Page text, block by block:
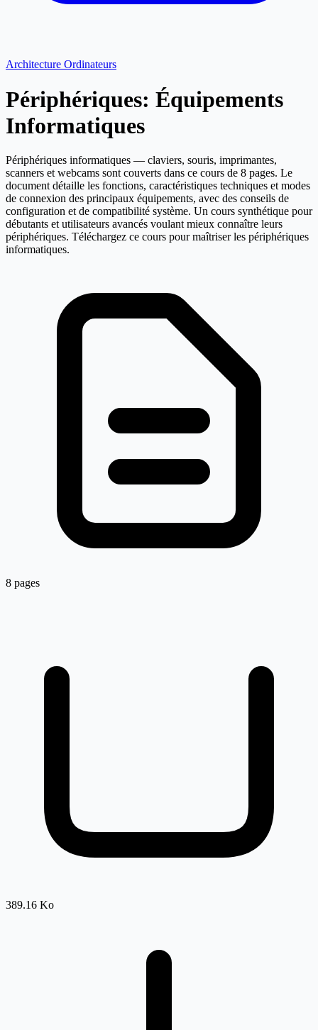
Architecture Ordinateurs
Périphériques: Équipements
Informatiques
Périphériques informatiques — claviers, souris, imprimantes,
scanners et webcams sont couverts dans ce cours de 8 pages. Le
document détaille les fonctions, caractéristiques techniques et modes
de connexion des principaux équipements, avec des conseils de
configuration et de compatibilité système. Un cours synthétique pour
débutants et utilisateurs avancés voulant mieux connaître leurs
périphériques. Téléchargez ce cours pour maîtriser les périphériques
informatiques.
8 pages
389.16 Ko